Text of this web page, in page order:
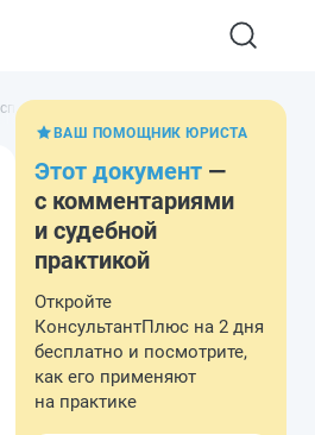
(утв. решением Правительства РФ
ВАШ ПОМОЩНИК ЮРИСТА
Этот документ —
с комментариями
и судебной
практикой
Откройте
КонсультантПлюс на 2 дня
бесплатно и посмотрите,
как его применяют
на практике